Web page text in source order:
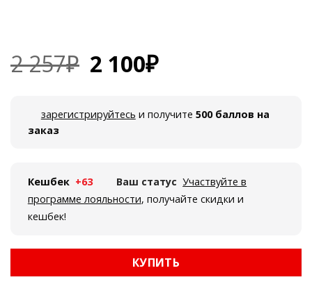
2 257₽ Первоначальная
цена
257₽.
2 100₽Текущая
зарегистрируйтесь и получите 500 баллов на
заказ
Кешбек +63 Ваш статусУчаствуйте в
программе лояльности, получайте скидки и
кешбек!
КУПИТЬ